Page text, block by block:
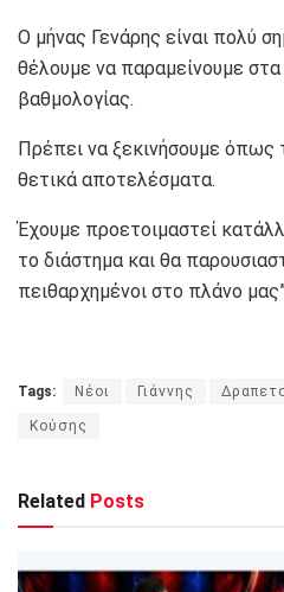
Ο μήνας Γενάρης είναι πολύ
θέλουμε να παραμείνουμε
βαθμολογίας.
Πρέπει να ξεκινήσουμε όπως
θετικά αποτελέσματα.
Έχουμε προετοιμαστεί
το διάστημα και θα
πειθαρχημένοι στο πλάνο
Tags: Nέοι Γιάννης
Κούσης
Related Posts